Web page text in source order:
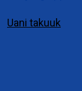
Uani takuuk